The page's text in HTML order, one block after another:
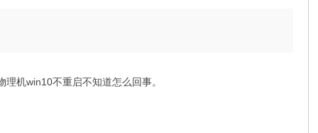
机win10不重启不知道怎么回事。